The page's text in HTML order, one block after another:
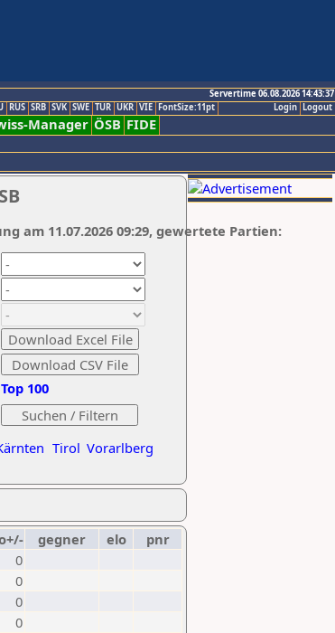
Servertime 06.08.2026 14:43:37
Logout
Login
RUS SRB SVK SWE TUR UKR VIE FontSize:11pt
Manager ÖSB FIDE
Tirol Vorarlberg
Top 100
am 11.07.2026 09:29, gewertete Partien:
gegner elo
pnr
0
0
0
0